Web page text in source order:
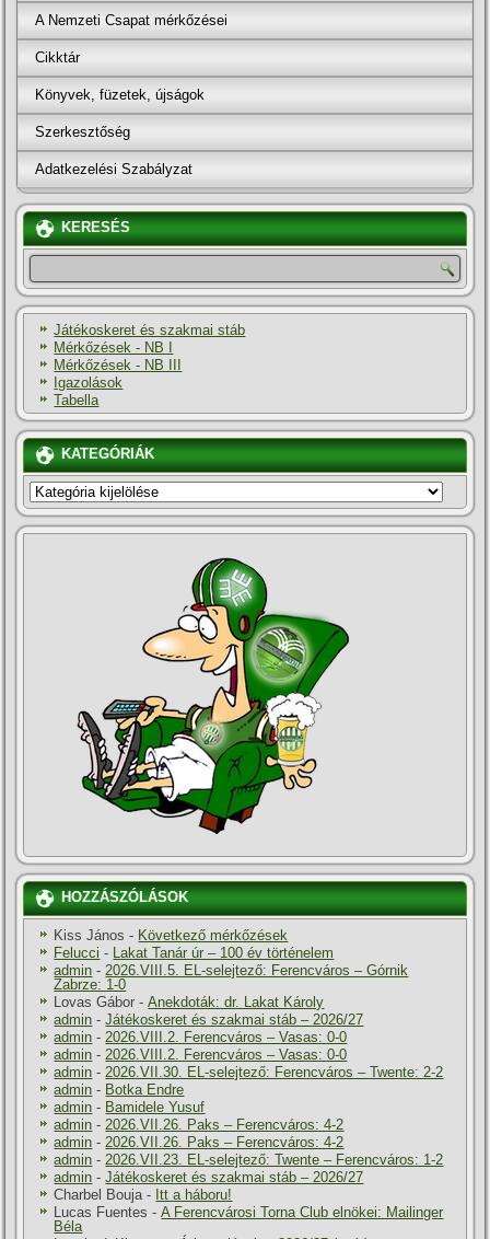
A Nemzeti Csapat mérkőzései
Cikktár
Könyvek, füzetek, újságok
Szerkesztőség
Adatkezelési Szabályzat
KERESÉS
Játékoskeret és szakmai stáb
Mérkőzések - NB I
Mérkőzések - NB III
Igazolások
Tabella
KATEGÓRIÁK
KATEGÓRIÁK
HOZZÁSZÓLÁSOK
Kiss János - Következő mérkőzések
Felucci - Lakat Tanár úr – 100 év történelem
admin -2026.VIII.5. EL-selejtező: Ferencváros – Górnik
Zabrze: 1-0
Lovas Gábor -Anekdoták: dr. Lakat Károly
admin -Játékoskeret és szakmai stáb – 2026/27
admin -2026.VIII.2. Ferencváros – Vasas: 0-0
admin -2026.VIII.2. Ferencváros – Vasas: 0-0
admin -2026.VII.30. EL-selejtező: Ferencváros – Twente: 2-2
admin - Botka Endre
admin - Bamidele Yusuf
admin -2026.VII.26. Paks – Ferencváros: 4-2
admin -2026.VII.26. Paks – Ferencváros: 4-2
admin -2026.VII.23. EL-selejtező: Twente – Ferencváros: 1-2
admin -Játékoskeret és szakmai stáb – 2026/27
Charbel Bouja- Itt a háboru!
Lucas Fuentes -A Ferencvárosi Torna Club elnökei: Mailinger
Béla